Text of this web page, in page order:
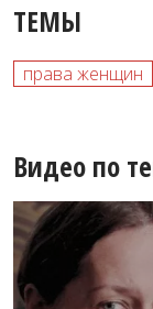
ТЕМЫ
права женщин
Видео по